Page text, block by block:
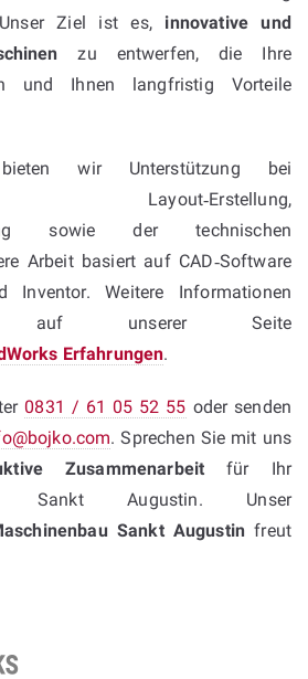
Ziel ist es, innovative und
zu entwerfen, die Ihre
und Ihnen langfristig Vorteile
wir Unterstützung bei
sowie der technischen
Arbeit basiert auf CAD‑Software
Inventor. Weitere Informationen
unserer Seite
Erfahrungen.
0831 / 61 05 52 55 oder senden
. Sprechen Sie mit uns
Zusammenarbeit für Ihr
Sankt Augustin. Unser
Sankt Augustin freut